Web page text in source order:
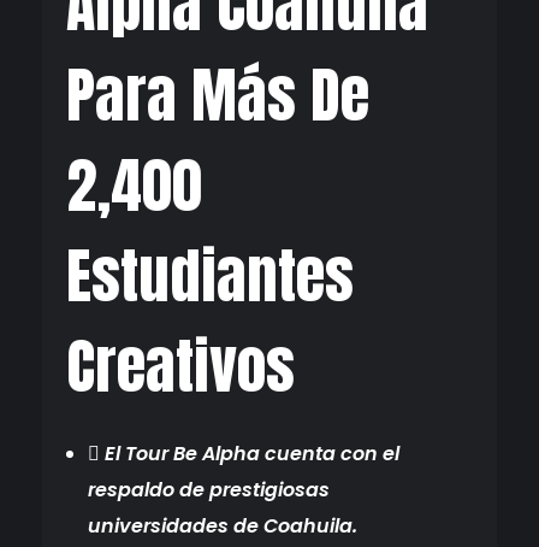
Para Más De
2,400
Estudiantes
Creativos
 El Tour Be Alpha cuenta con el
respaldo de prestigiosas
universidades de Coahuila.